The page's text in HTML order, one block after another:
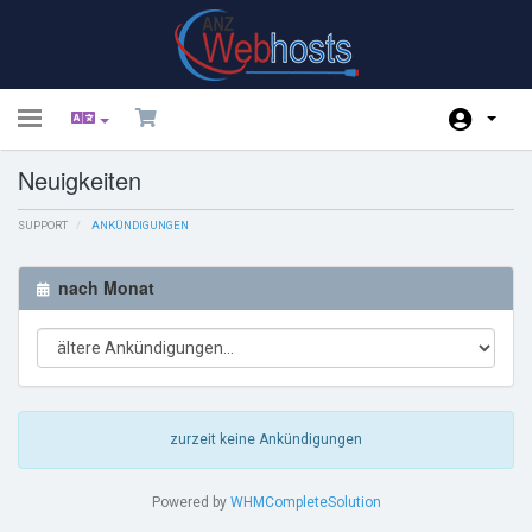
Toggle
Kundencenter Home
Shop
Netzwerkstatus
Partner
Kontaktieren Sie uns
Neuigkeiten
SUPPORT ANKÜNDIGUNGEN
nach Monat
zurzeit keine Ankündigungen
Powered by WHMCompleteSolution